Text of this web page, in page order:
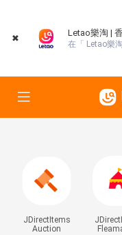
✖
Letao樂淘 |
在「 Letao樂
JDirectItems
Auction